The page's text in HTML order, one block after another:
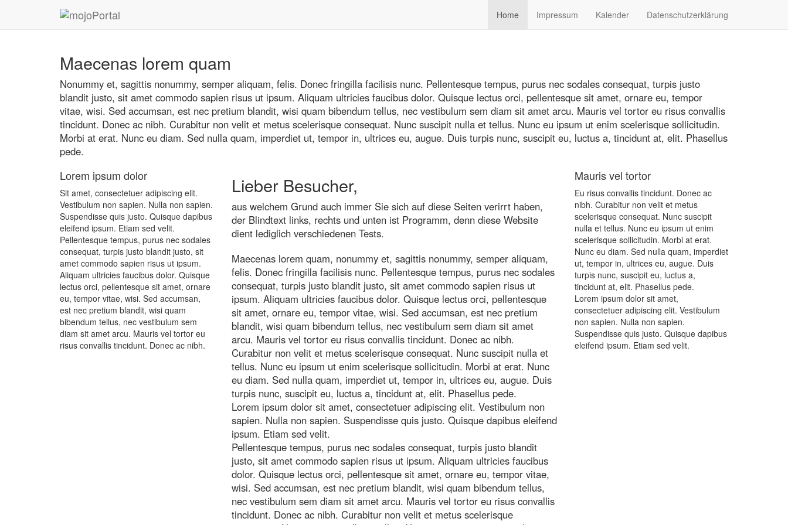
Home Impressum Kalender Datenschutzerklärung
Maecenas lorem quam
Nonummy et, sagittis nonummy, semper aliquam, felis. Donec fringilla facilisis nunc. Pellentesque tempus, purus nec sodales consequat, turpis justo
blandit justo, sit amet commodo sapien risus ut ipsum. Aliquam ultricies faucibus dolor. Quisque lectus orci, pellentesque sit amet, ornare eu, tempor
vitae, wisi. Sed accumsan, est nec pretium blandit, wisi quam bibendum tellus, nec vestibulum sem diam sit amet arcu. Mauris vel tortor eu risus convallis
tincidunt. Donec ac nibh. Curabitur non velit et metus scelerisque consequat. Nunc suscipit nulla et tellus. Nunc eu ipsum ut enim scelerisque sollicitudin.
Morbi at erat. Nunc eu diam. Sed nulla quam, imperdiet ut, tempor in, ultrices eu, augue. Duis turpis nunc, suscipit eu, luctus a, tincidunt at, elit. Phasellus
pede.
Lorem ipsum dolor
Sit amet, consectetuer adipiscing elit.
Vestibulum non sapien. Nulla non sapien.
Suspendisse quis justo. Quisque dapibus
eleifend ipsum. Etiam sed velit.
Pellentesque tempus, purus nec sodales
consequat, turpis justo blandit justo, sit
amet commodo sapien risus ut ipsum.
Aliquam ultricies faucibus dolor. Quisque
lectus orci, pellentesque sit amet, ornare
eu, tempor vitae, wisi. Sed accumsan,
est nec pretium blandit, wisi quam
bibendum tellus, nec vestibulum sem
diam sit amet arcu. Mauris vel tortor eu
risus convallis tincidunt. Donec ac nibh.
Lieber Besucher,
aus welchem Grund auch immer Sie sich auf diese Seiten verirrt haben,
der Blindtext links, rechts und unten ist Programm, denn diese Website
dient lediglich verschiedenen Tests.
Maecenas lorem quam, nonummy et, sagittis nonummy, semper aliquam,
felis. Donec fringilla facilisis nunc. Pellentesque tempus, purus nec sodales
consequat, turpis justo blandit justo, sit amet commodo sapien risus ut
ipsum. Aliquam ultricies faucibus dolor. Quisque lectus orci, pellentesque
sit amet, ornare eu, tempor vitae, wisi. Sed accumsan, est nec pretium
blandit, wisi quam bibendum tellus, nec vestibulum sem diam sit amet
arcu. Mauris vel tortor eu risus convallis tincidunt. Donec ac nibh.
Curabitur non velit et metus scelerisque consequat. Nunc suscipit nulla et
tellus. Nunc eu ipsum ut enim scelerisque sollicitudin. Morbi at erat. Nunc
eu diam. Sed nulla quam, imperdiet ut, tempor in, ultrices eu, augue. Duis
turpis nunc, suscipit eu, luctus a, tincidunt at, elit. Phasellus pede.
Lorem ipsum dolor sit amet, consectetuer adipiscing elit. Vestibulum non
sapien. Nulla non sapien. Suspendisse quis justo. Quisque dapibus eleifend
ipsum. Etiam sed velit.
Pellentesque tempus, purus nec sodales consequat, turpis justo blandit
justo, sit amet commodo sapien risus ut ipsum. Aliquam ultricies faucibus
dolor. Quisque lectus orci, pellentesque sit amet, ornare eu, tempor vitae,
wisi. Sed accumsan, est nec pretium blandit, wisi quam bibendum tellus,
nec vestibulum sem diam sit amet arcu. Mauris vel tortor eu risus convallis
tincidunt. Donec ac nibh. Curabitur non velit et metus scelerisque
Mauris vel tortor
Eu risus convallis tincidunt. Donec ac
nibh. Curabitur non velit et metus
scelerisque consequat. Nunc suscipit
nulla et tellus. Nunc eu ipsum ut enim
scelerisque sollicitudin. Morbi at erat.
Nunc eu diam. Sed nulla quam, imperdiet
ut, tempor in, ultrices eu, augue. Duis
turpis nunc, suscipit eu, luctus a,
tincidunt at, elit. Phasellus pede.
Lorem ipsum dolor sit amet,
consectetuer adipiscing elit. Vestibulum
non sapien. Nulla non sapien.
Suspendisse quis justo. Quisque dapibus
eleifend ipsum. Etiam sed velit.